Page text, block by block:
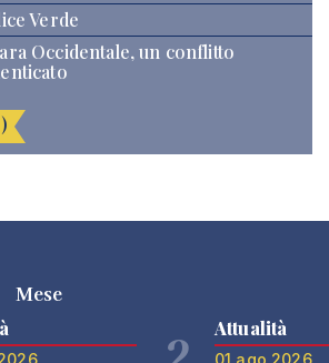
Verde
Occidentale, un conflitto
Mese
Attualità
01 ago 2026